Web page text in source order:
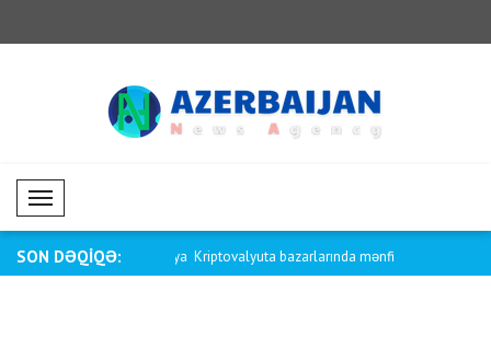
Mobil Menü
SON DƏQİQƏ:
və Papua Yeni Qvineya Kriptovalyuta bazarlarında mənfi